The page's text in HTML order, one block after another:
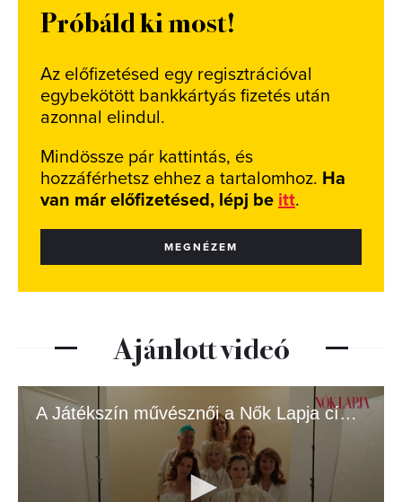
Próbáld ki most!
Az előfizetésed egy regisztrációval
egybekötött bankkártyás fizetés után
azonnal elindul.
Mindössze pár kattintás, és
hozzáférhetsz ehhez a tartalomhoz. Ha
van már előfizetésed, lépj be itt.
MEGNÉZEM
Ajánlott videó
A Játékszín művésznői a Nők Lapja címlapján